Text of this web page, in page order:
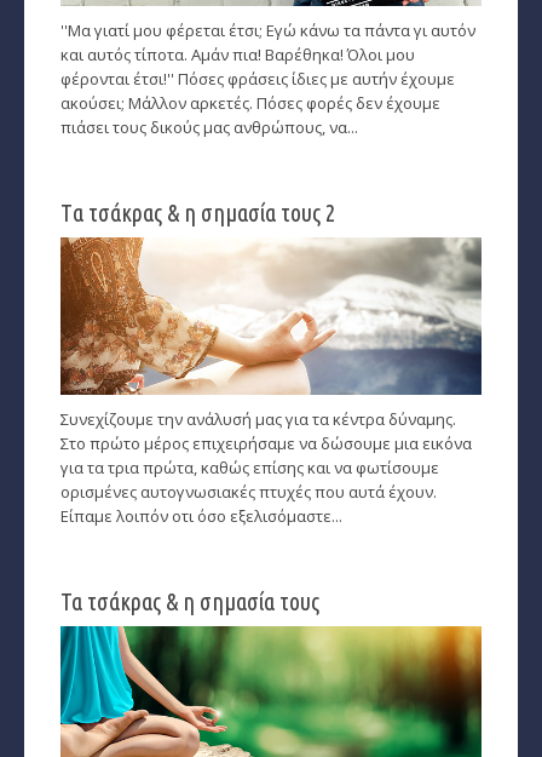
Μεταφυσική
­Τα Άστρα αλλιώς
Ζώδια και δυσκολίες
Ζώδια και έρωτας
Ζώδια και μόδα
­Ζώδια και ταξίδια
­Ζώδια και οικογένεια
­Ζώδια και αθλητισμός
Gossip και αλλά...
Αυτογνωσία
Εναλλακτικές Θεραπείες
''Μα γιατί μου φέρεται έτσι; Εγώ κάνω τα πάντα γι αυτόν
και αυτός τίποτα. Αμάν πια! Βαρέθηκα! Όλοι μου
φέρονται έτσι!'' Πόσες φράσεις ίδιες με αυτήν έχουμε
ακούσει; Μάλλον αρκετές. Πόσες φορές δεν έχουμε
πιάσει τους δικούς μας ανθρώπους, να...
Tα τσάκρας & η σημασία τους 2
Συνεχίζουμε την ανάλυσή μας για τα κέντρα δύναμης.
Στο πρώτο μέρος επιχειρήσαμε να δώσουμε μια εικόνα
για τα τρια πρώτα, καθώς επίσης και να φωτίσουμε
ορισμένες αυτογνωσιακές πτυχές που αυτά έχουν.
Είπαμε λοιπόν οτι όσο εξελισόμαστε...
Τα τσάκρας & η σημασία τους